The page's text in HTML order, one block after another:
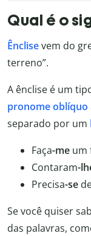
Qual é o
Ênclisevem do
terreno”.
A ênclise é um
pronome oblíquo
separado por um
Faça-me um
Contaram-
Precisa-se
Se você quiser
das palavras,